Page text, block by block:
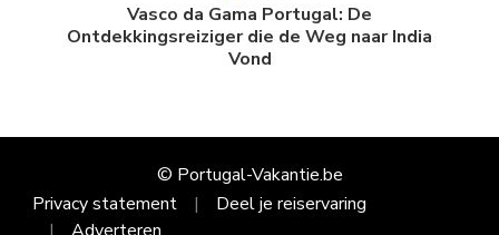
Vasco da Gama Portugal: De
Ontdekkingsreiziger die de Weg naar India
Vond
© Portugal-Vakantie.be
Privacy statement
Deel je reiservaring